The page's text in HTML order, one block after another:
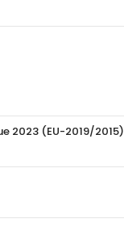
2023 (EU-2019/2015)